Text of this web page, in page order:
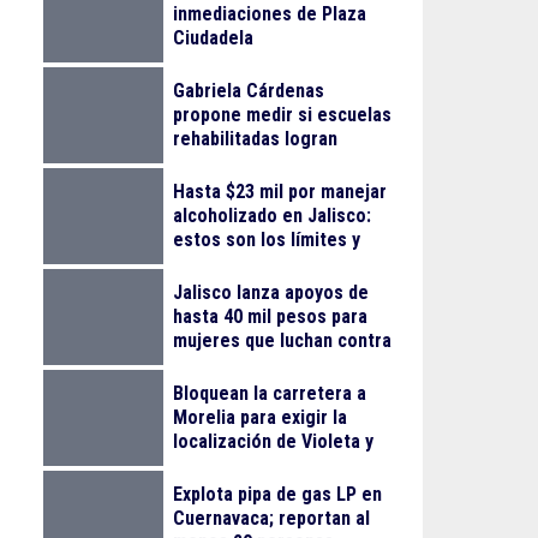
inmediaciones de Plaza
Ciudadela
Gabriela Cárdenas
propone medir si escuelas
rehabilitadas logran
escolar
Hasta $23 mil por manejar
alcoholizado en Jalisco:
estos son los límites y
Jalisco lanza apoyos de
hasta 40 mil pesos para
mujeres que luchan contra
Bloquean la carretera a
Morelia para exigir la
localización de Violeta y
Explota pipa de gas LP en
Cuernavaca; reportan al